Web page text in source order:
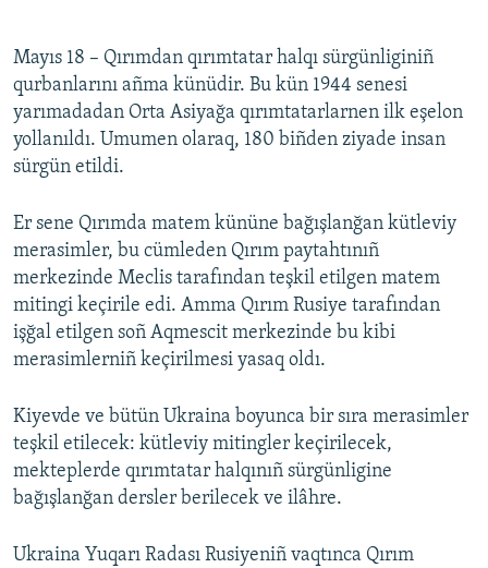
Mayıs 18 – Qırımdan qırımtatar halqı sürgünliginiñ
qurbanlarını añma künüdir. Bu kün 1944 senesi
yarımadadan Orta Asiyağa qırımtatarlarnen ilk eşelon
yollanıldı. Umumen olaraq, 180 biñden ziyade insan
sürgün etildi.
Er sene Qırımda matem kününe bağışlanğan kütleviy
merasimler, bu cümleden Qırım paytahtınıñ
merkezinde Meclis tarafından teşkil etilgen matem
mitingi keçirile edi. Amma Qırım Rusiye tarafından
işğal etilgen soñ Aqmescit merkezinde bu kibi
merasimlerniñ keçirilmesi yasaq oldı.
Kiyevde ve bütün Ukraina boyunca bir sıra merasimler
teşkil etilecek: kütleviy mitingler keçirilecek,
mekteplerde qırımtatar halqınıñ sürgünligine
bağışlanğan dersler berilecek ve ilâhre.
Ukraina Yuqarı Radası Rusiyeniñ vaqtınca Qırım